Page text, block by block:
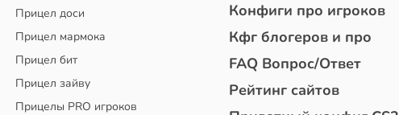
Прицел доси
Прицел мармока
Прицел бит
Прицел зайву
Прицелы PRO игроков
Конфиги про игроков
Кфг блогеров и про
FAQ Вопрос/Ответ
Рейтинг сайтов